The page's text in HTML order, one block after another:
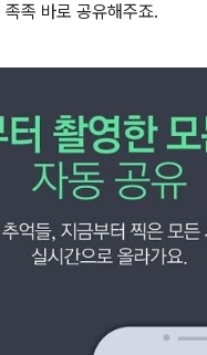
족 바로 공유해주죠.